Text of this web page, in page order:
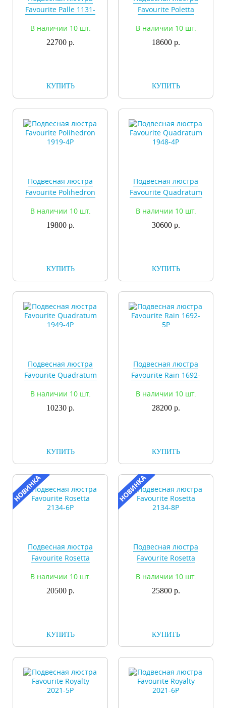
Favourite Palle 1131-
В наличии 10 шт.
22700 р.
КУПИТЬ
Favourite Poletta
В наличии 10 шт.
18600 р.
КУПИТЬ
Подвесная люстра
Favourite Polihedron
В наличии 10 шт.
19800 р.
КУПИТЬ
Подвесная люстра
Favourite Quadratum
В наличии 10 шт.
30600 р.
КУПИТЬ
Подвесная люстра
Favourite Quadratum
В наличии 10 шт.
10230 р.
КУПИТЬ
Подвесная люстра
Favourite Rain 1692-
В наличии 10 шт.
28200 р.
КУПИТЬ
Подвесная люстра
Favourite Rosetta
В наличии 10 шт.
20500 р.
КУПИТЬ
Подвесная люстра
Favourite Rosetta
В наличии 10 шт.
25800 р.
КУПИТЬ